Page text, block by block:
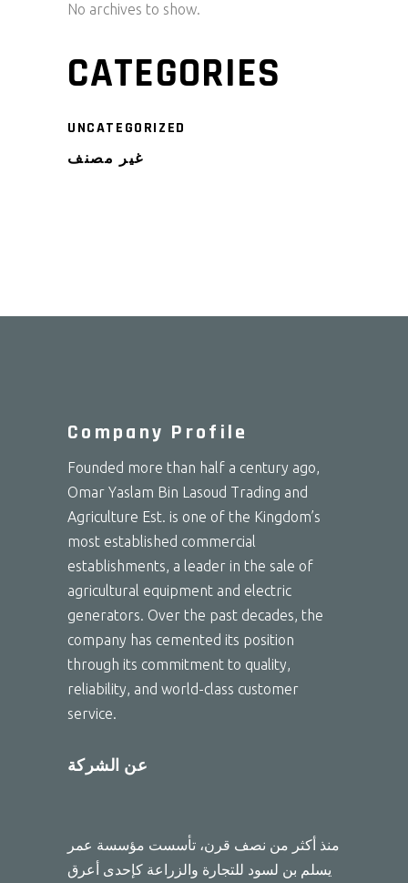
No archives to show.
CATEGORIES
UNCATEGORIZED
غير مصنف
Company Profile
Founded more than half a century ago,
Omar Yaslam Bin Lasoud Trading and
Agriculture Est. is one of the Kingdom’s
most established commercial
establishments, a leader in the sale of
agricultural equipment and electric
generators. Over the past decades, the
company has cemented its position
through its commitment to quality,
reliability, and world-class customer
service.
عن الشركة
منذ أكثر من نصف قرن، تأسست مؤسسة عمر
يسلم بن لسود للتجارة والزراعة كإحدى أعرق